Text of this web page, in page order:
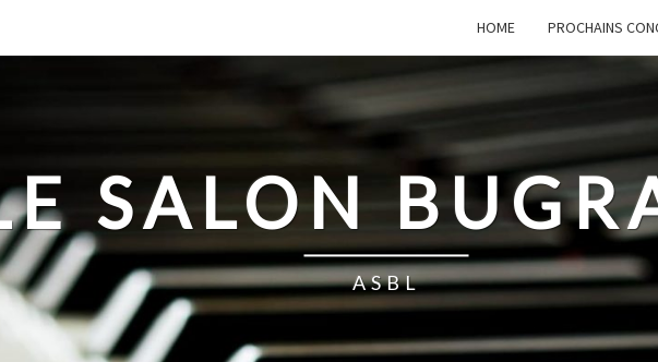
HOME PROCHAINS
SALON
ASBL